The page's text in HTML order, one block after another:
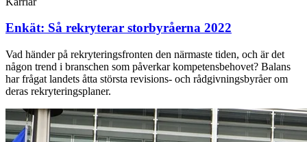
Enkät: Så rekryterar storbyråerna 2022
Vad händer på rekryteringsfronten den närmaste tiden, och är det
någon trend i branschen som påverkar kompetensbehovet? Balans
har frågat landets åtta största revisions- och rådgivningsbyråer om
deras rekryteringsplaner.